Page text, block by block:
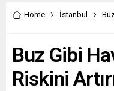
Home İstanbul
Buz Gibi
Riskini